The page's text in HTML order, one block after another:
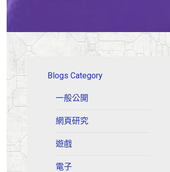
Blogs Category
一般公開
網頁研究
遊戲
電子